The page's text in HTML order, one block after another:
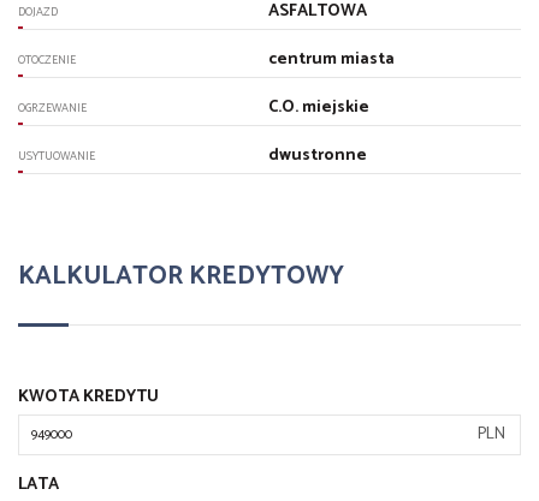
DOJAZD ASFALTOWA
OTOCZENIE centrum miasta
OGRZEWANIE C.O. miejskie
USYTUOWANIE dwustronne
KALKULATOR KREDYTOWY
KWOTA KREDYTU
PLN
LATA